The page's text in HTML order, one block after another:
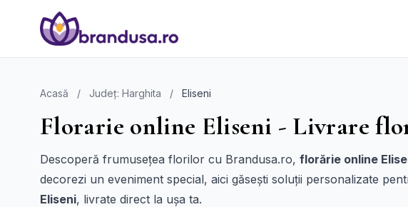
Acasă / Județ: Harghita / Eliseni
Florarie online Eliseni - Livrare
Descoperă frumusețea florilor cu Brandusa.ro, florărie online
decorezi un eveniment special, aici găsești soluții personalizate
Eliseni, livrate direct la ușa ta.